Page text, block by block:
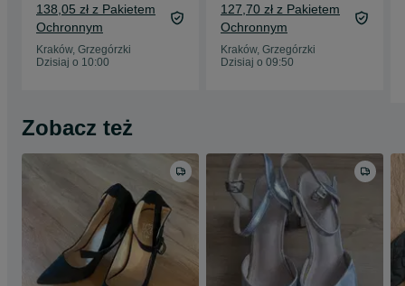
138,05 zł z Pakietem
Ochronnym
Kraków, Grzegórzki
Dzisiaj o 10:00
127,70 zł z Pakietem
Ochronnym
Kraków, Grzegórzki
Dzisiaj o 09:50
Zobacz też